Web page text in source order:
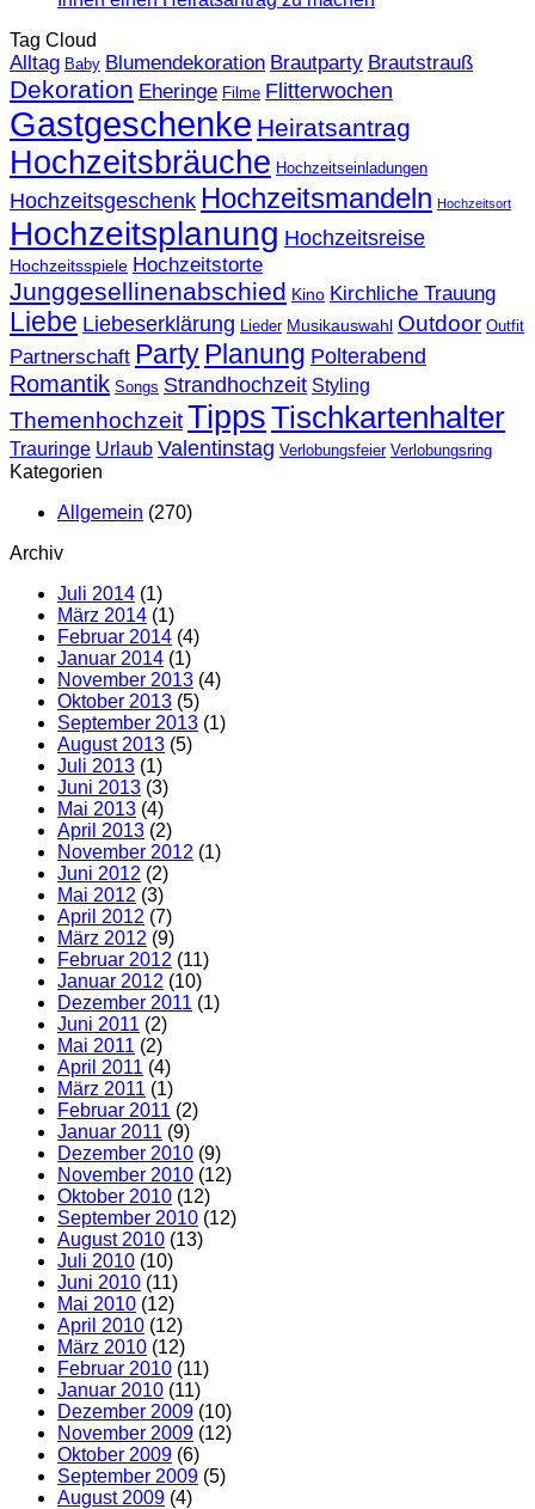
Tag Cloud
Alltag Baby Blumendekoration Brautparty Brautstrauß
Dekoration Eheringe Filme Flitterwochen
Gastgeschenke Heiratsantrag
Hochzeitsbräuche Hochzeitseinladungen
Hochzeitsgeschenk Hochzeitsmandeln Hochzeitsort
Hochzeitsplanung Hochzeitsreise
Hochzeitsspiele Hochzeitstorte
Junggesellinenabschied Kino Kirchliche Trauung
Liebe Liebeserklärung Lieder Musikauswahl Outdoor Outfit
Partnerschaft PartyPlanung Polterabend
Romantik Songs Strandhochzeit Styling
ThemenhochzeitTippsTischkartenhalter
Trauringe Urlaub Valentinstag Verlobungsfeier Verlobungsring
Kategorien
Allgemein (270)
Archiv
Juli 2014 (1)
März 2014 (1)
Februar 2014 (4)
Januar 2014 (1)
November 2013 (4)
Oktober 2013 (5)
September 2013 (1)
August 2013 (5)
Juli 2013 (1)
Juni 2013 (3)
Mai 2013 (4)
April 2013 (2)
November 2012 (1)
Juni 2012 (2)
Mai 2012 (3)
April 2012 (7)
März 2012 (9)
Februar 2012 (11)
Januar 2012 (10)
Dezember 2011 (1)
Juni 2011 (2)
Mai 2011 (2)
April 2011 (4)
März 2011 (1)
Februar 2011 (2)
Januar 2011 (9)
Dezember 2010 (9)
November 2010 (12)
Oktober 2010 (12)
September 2010 (12)
August 2010 (13)
Juli 2010 (10)
Juni 2010 (11)
Mai 2010 (12)
April 2010 (12)
März 2010 (12)
Februar 2010 (11)
Januar 2010 (11)
Dezember 2009 (10)
November 2009 (12)
Oktober 2009 (6)
September 2009 (5)
August 2009 (4)